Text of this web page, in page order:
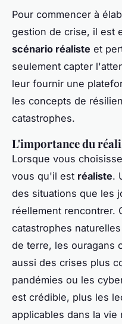
Pour commencer à
gestion de crise, il est
scénario réaliste et
seulement capter
leur fournir une
les concepts de
catastrophes.
L'importance du
Lorsque vous
vous qu'il est réaliste.
des situations que les
réellement rencontrer.
catastrophes
de terre, les ouragans
aussi des crises plus
pandémies ou les
est crédible, plus les
applicables dans la vie